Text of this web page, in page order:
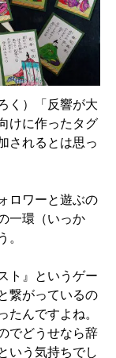
く）「反響が大
けに作ったタグ
されるとは思っ
ロワーと遊ぶの
一環（いっか
。
ト』というゲー
繋がっているの
たんですよね。
でどうせなら辞
いう気持ちでし